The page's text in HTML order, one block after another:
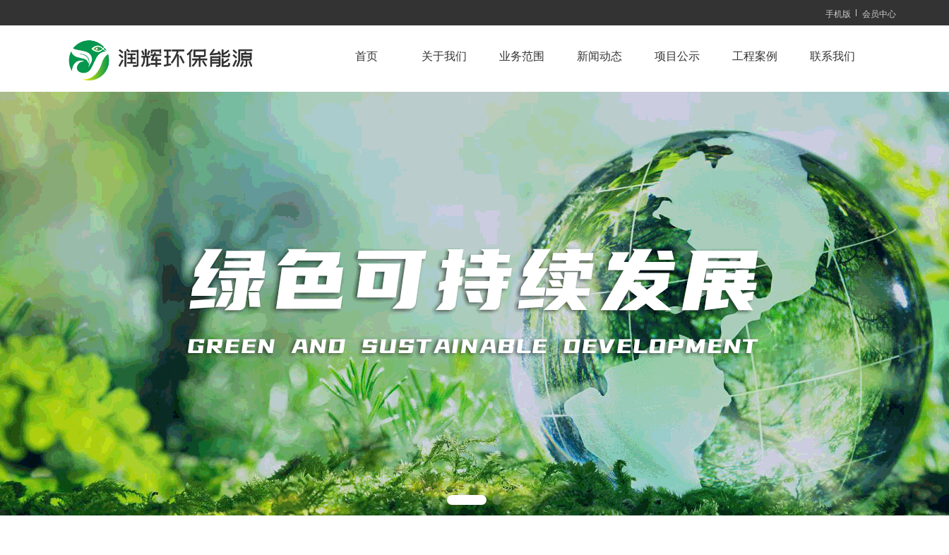
手机版 会员中心
首页 关于我们 业务范围 新闻动态 项目公示 工程案例 联系我们